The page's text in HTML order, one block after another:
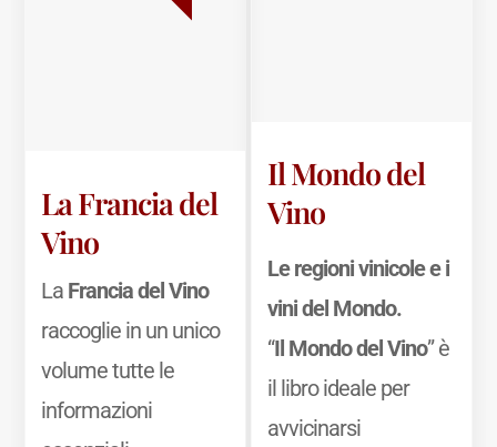
La Francia del
Vino
La Francia del Vino
raccoglie in un unico
volume tutte le
informazioni
Il Mondo del
Vino
Le regioni vinicole e i
vini del Mondo.
“Il Mondo del Vino” è
il libro ideale per
avvicinarsi